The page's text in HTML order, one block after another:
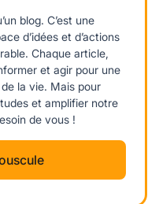
blog. C’est une
d’idées et d’actions
Chaque article,
et agir pour une
la vie. Mais pour
et amplifier notre
de vous !